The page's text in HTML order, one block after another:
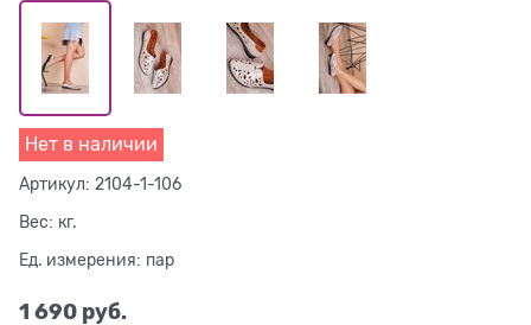
Нет в наличии
Артикул: 2104-1-106
Вес: кг.
Ед. измерения: пар
1 690 руб.